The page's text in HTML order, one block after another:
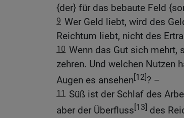
{der} für das bebaute Feld
9 Wer Geld liebt, wird des
Reichtum liebt, nicht des
10 Wenn das Gut sich mehrt,
zehren. Und welchen Nutzen
Augen es ansehen[12]? –
11 Süß ist der Schlaf des
aber der Überfluss[13] des